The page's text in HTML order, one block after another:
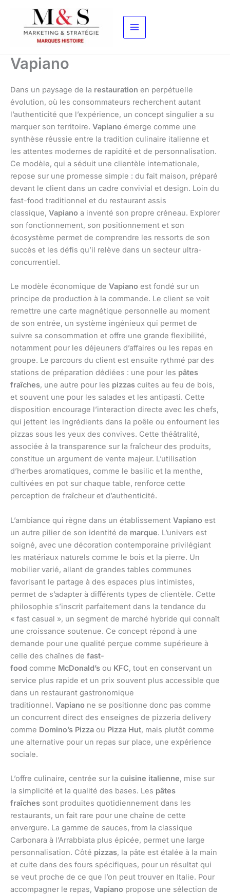
contenu
Vapiano
Dans un paysage de la restauration en perpétuelle
évolution, où les consommateurs recherchent autant
l’authenticité que l’expérience, un concept singulier a su
marquer son territoire. Vapiano émerge comme une
synthèse réussie entre la tradition culinaire italienne et
les attentes modernes de rapidité et de personnalisation.
Ce modèle, qui a séduit une clientèle internationale,
repose sur une promesse simple : du fait maison, préparé
devant le client dans un cadre convivial et design. Loin du
fast-food traditionnel et du restaurant assis
classique, Vapiano a inventé son propre créneau. Explorer
son fonctionnement, son positionnement et son
écosystème permet de comprendre les ressorts de son
succès et les défis qu’il relève dans un secteur ultra-
concurrentiel.
Le modèle économique de Vapiano est fondé sur un
principe de production à la commande. Le client se voit
remettre une carte magnétique personnelle au moment
de son entrée, un système ingénieux qui permet de
suivre sa consommation et offre une grande flexibilité,
notamment pour les déjeuners d’affaires ou les repas en
groupe. Le parcours du client est ensuite rythmé par des
stations de préparation dédiées : une pour les pâtes
fraîches, une autre pour les pizzas cuites au feu de bois,
et souvent une pour les salades et les antipasti. Cette
disposition encourage l’interaction directe avec les chefs,
qui jettent les ingrédients dans la poêle ou enfournent les
pizzas sous les yeux des convives. Cette théâtralité,
associée à la transparence sur la fraîcheur des produits,
constitue un argument de vente majeur. L’utilisation
d’herbes aromatiques, comme le basilic et la menthe,
cultivées en pot sur chaque table, renforce cette
perception de fraîcheur et d’authenticité.
L’ambiance qui règne dans un établissement Vapiano est
un autre pilier de son identité de marque. L’univers est
soigné, avec une décoration contemporaine privilégiant
les matériaux naturels comme le bois et la pierre. Un
mobilier varié, allant de grandes tables communes
favorisant le partage à des espaces plus intimistes,
permet de s’adapter à différents types de clientèle. Cette
philosophie s’inscrit parfaitement dans la tendance du
« fast casual », un segment de marché hybride qui connaît
une croissance soutenue. Ce concept répond à une
demande pour une qualité perçue comme supérieure à
celle des chaînes de fast-
food comme McDonald’s ou KFC, tout en conservant un
service plus rapide et un prix souvent plus accessible que
dans un restaurant gastronomique
traditionnel. Vapiano ne se positionne donc pas comme
un concurrent direct des enseignes de pizzeria delivery
comme Domino’s Pizza ou Pizza Hut, mais plutôt comme
une alternative pour un repas sur place, une expérience
sociale.
L’offre culinaire, centrée sur la cuisine italienne, mise sur
la simplicité et la qualité des bases. Les pâtes
fraîches sont produites quotidiennement dans les
restaurants, un fait rare pour une chaîne de cette
envergure. La gamme de sauces, from la classique
Carbonara à l’Arrabbiata plus épicée, permet une large
personnalisation. Côté pizzas, la pâte est étalée à la main
et cuite dans des fours spécifiques, pour un résultat qui
se veut proche de ce que l’on peut trouver en Italie. Pour
accompagner le repas, Vapiano propose une sélection de